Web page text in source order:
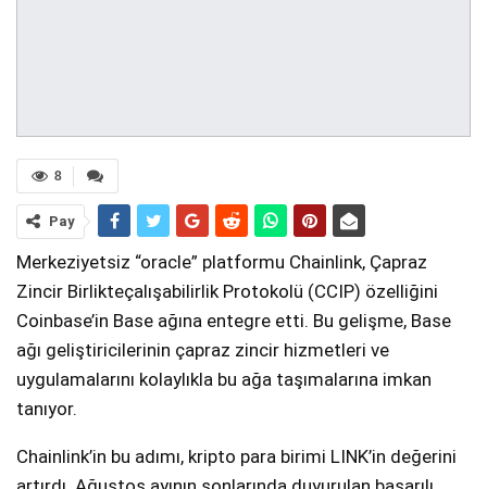
8
Pay
Merkeziyetsiz “oracle” platformu Chainlink, Çapraz
Zincir Birlikteçalışabilirlik Protokolü (CCIP) özelliğini
Coinbase’in Base ağına entegre etti. Bu gelişme, Base
ağı geliştiricilerinin çapraz zincir hizmetleri ve
uygulamalarını kolaylıkla bu ağa taşımalarına imkan
tanıyor.
Chainlink’in bu adımı, kripto para birimi LINK’in değerini